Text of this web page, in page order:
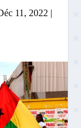
11, 2022 |